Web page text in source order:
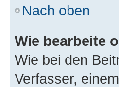
Nach oben
Wie bearbeite
Wie bei den
Verfasser,